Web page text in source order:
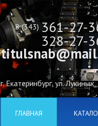
8 (343) 361-27-
г. Екатеринбург, ул.
328-27-
ГЛАВНАЯ